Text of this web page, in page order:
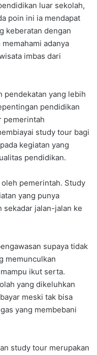
luar sekolah,
poin ini ia mendapat
keberatan dengan
adanya
imbas dari
pendekatan yang lebih
pendidikan
pemerintah
study tour bagi
kegiatan yang
pendidikan.
pemerintah. Study
yang punya
sekadar jalan-jalan ke
supaya tidak
memunculkan
ikut serta.
yang dikeluhkan
meski tak bisa
yang membebani
study tour merupakan